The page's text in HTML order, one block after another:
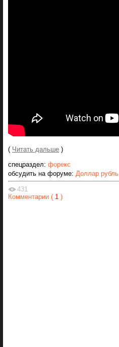
( Читать дальше )
спецраздел: форекс
обсудить на форуме: Доллар рубль
431
Комментарии ( 1 )